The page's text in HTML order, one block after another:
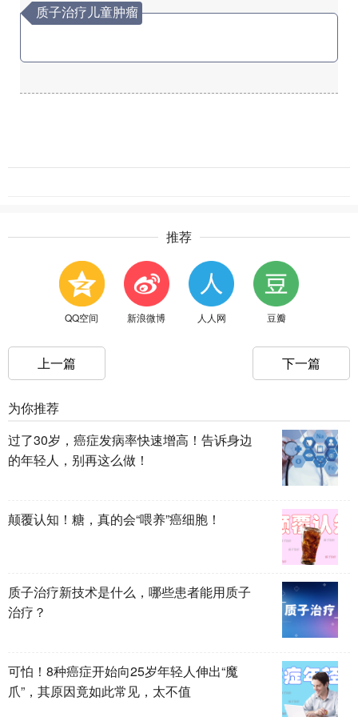
质子治疗儿童肿瘤
推荐
QQ空间 新浪微博 人人网 豆瓣
上一篇 下一篇
为你推荐
过了30岁，癌症发病率快速增高！告诉身边
的年轻人，别再这么做！
颠覆认知！糖，真的会“喂养”癌细胞！
质子治疗新技术是什么，哪些患者能用质子
治疗？
可怕！8种癌症开始向25岁年轻人伸出“魔
爪”，其原因竟如此常见，太不值